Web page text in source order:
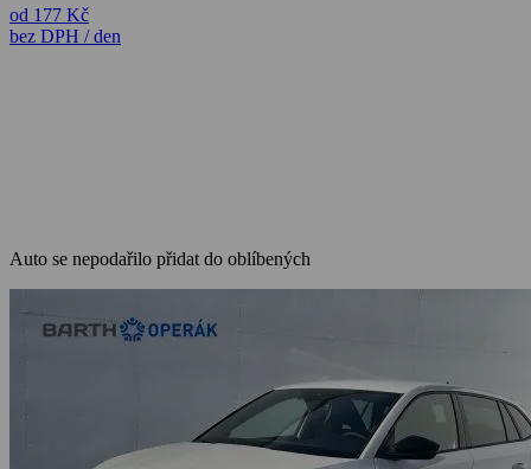
od 177 Kč
bez DPH / den
Auto se nepodařilo přidat do oblíbených